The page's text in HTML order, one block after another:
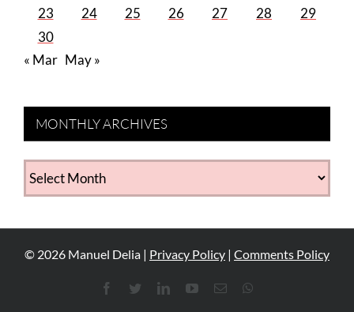
23
24 25 26 27 28
29
30
« Mar May »
MONTHLY ARCHIVES
MONTHLY
ARCHIVES
© 2026 Manuel Delia | Privacy Policy | Comments Policy
FacebookTwitterLinkedInYouTube
Email